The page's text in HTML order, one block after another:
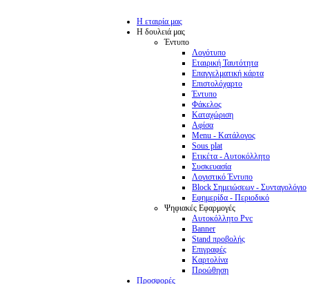
Η εταιρία μας
Η δουλειά μας
Έντυπο
Λογότυπο
Εταιρική Ταυτότητα
Επαγγελματική κάρτα
Επιστολόχαρτο
Έντυπο
Φάκελος
Καταχώριση
Αφίσα
Menu - Κατάλογος
Sous plat
Ετικέτα - Αυτοκόλλητο
Συσκευασία
Λογιστικό Έντυπο
Block Σημειώσεων - Συνταγολόγιο
Εφημερίδα - Περιοδικό
Ψηφιακές Εφαρμογές
Αυτοκόλλητο Pvc
Banner
Stand προβολής
Επιγραφές
Καρτολίνα
Προώθηση
Προσφορές